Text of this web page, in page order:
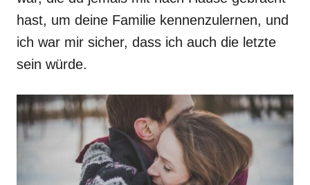
hast, um deine Familie kennenzulernen, und
ich war mir sicher, dass ich auch die letzte
sein würde.